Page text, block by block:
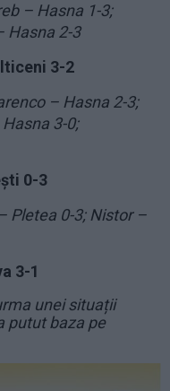
– Hasna 1-3;
Hasna 2-3
3-2
– Hasna 2-3;
3-0;
0-3
Pletea 0-3; Nistor –
3-1
unei situații
putut baza pe